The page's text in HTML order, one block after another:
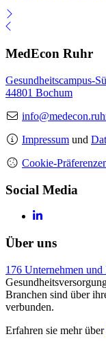
MedEcon Ruhr
Gesundheitscampus-
44801 Bochum
Impressum und
Cookie-
Social Media
Über uns
176 Unternehmen
Branchen sind über
verbunden.
Erfahren sie mehr über